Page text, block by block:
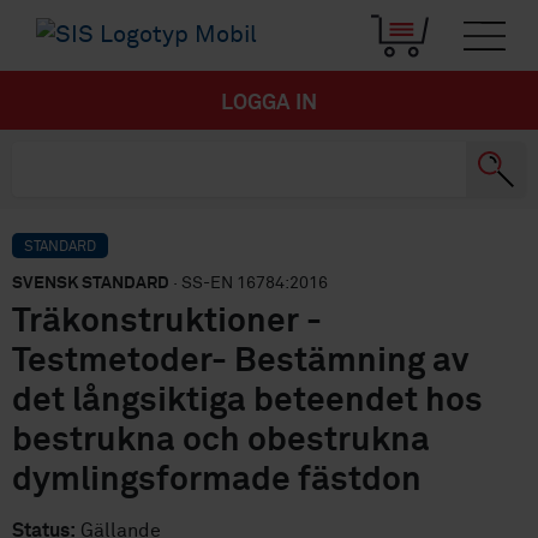
LOGGA IN
STANDARD
SVENSK STANDARD · SS-EN 16784:2016
Träkonstruktioner -
Testmetoder- Bestämning av
det långsiktiga beteendet hos
bestrukna och obestrukna
dymlingsformade fästdon
Status: Gällande